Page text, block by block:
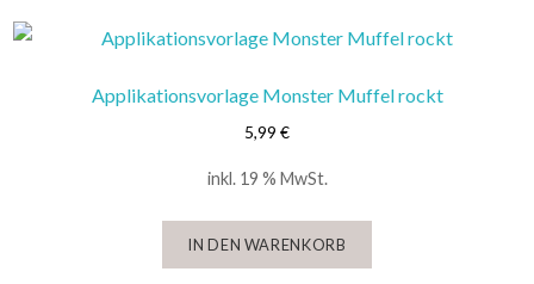
Applikationsvorlage Monster Muffel rockt
5,99 €
inkl. 19 % MwSt.
IN DEN WARENKORB